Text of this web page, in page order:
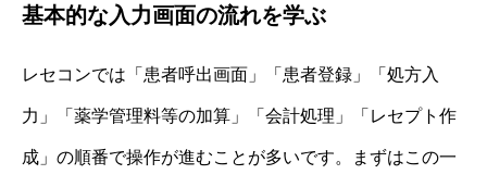
基本的な入力画面の流れを学ぶ
レセコンでは「患者呼出画面」「患者登録」「処方入
力」「薬学管理料等の加算」「会計処理」「レセプト作
成」の順番で操作が進むことが多いです。まずはこの一